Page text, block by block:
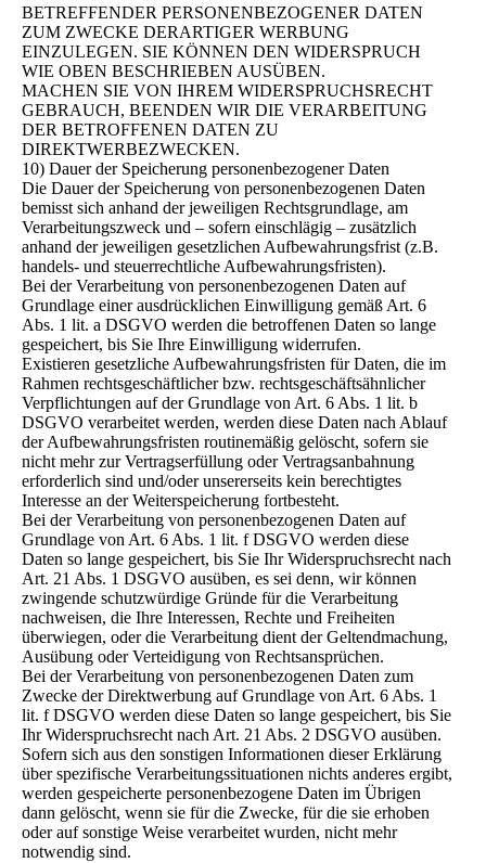
BETREFFENDER PERSONENBEZOGENER DATEN
ZUM ZWECKE DERARTIGER WERBUNG
EINZULEGEN. SIE KÖNNEN DEN WIDERSPRUCH
WIE OBEN BESCHRIEBEN AUSÜBEN.
MACHEN SIE VON IHREM WIDERSPRUCHSRECHT
GEBRAUCH, BEENDEN WIR DIE VERARBEITUNG
DER BETROFFENEN DATEN ZU
DIREKTWERBEZWECKEN.
10) Dauer der Speicherung personenbezogener Daten
Die Dauer der Speicherung von personenbezogenen Daten
bemisst sich anhand der jeweiligen Rechtsgrundlage, am
Verarbeitungszweck und – sofern einschlägig – zusätzlich
anhand der jeweiligen gesetzlichen Aufbewahrungsfrist (z.B.
handels- und steuerrechtliche Aufbewahrungsfristen).
Bei der Verarbeitung von personenbezogenen Daten auf
Grundlage einer ausdrücklichen Einwilligung gemäß Art. 6
Abs. 1 lit. a DSGVO werden die betroffenen Daten so lange
gespeichert, bis Sie Ihre Einwilligung widerrufen.
Existieren gesetzliche Aufbewahrungsfristen für Daten, die im
Rahmen rechtsgeschäftlicher bzw. rechtsgeschäftsähnlicher
Verpflichtungen auf der Grundlage von Art. 6 Abs. 1 lit. b
DSGVO verarbeitet werden, werden diese Daten nach Ablauf
der Aufbewahrungsfristen routinemäßig gelöscht, sofern sie
nicht mehr zur Vertragserfüllung oder Vertragsanbahnung
erforderlich sind und/oder unsererseits kein berechtigtes
Interesse an der Weiterspeicherung fortbesteht.
Bei der Verarbeitung von personenbezogenen Daten auf
Grundlage von Art. 6 Abs. 1 lit. f DSGVO werden diese
Daten so lange gespeichert, bis Sie Ihr Widerspruchsrecht nach
Art. 21 Abs. 1 DSGVO ausüben, es sei denn, wir können
zwingende schutzwürdige Gründe für die Verarbeitung
nachweisen, die Ihre Interessen, Rechte und Freiheiten
überwiegen, oder die Verarbeitung dient der Geltendmachung,
Ausübung oder Verteidigung von Rechtsansprüchen.
Bei der Verarbeitung von personenbezogenen Daten zum
Zwecke der Direktwerbung auf Grundlage von Art. 6 Abs. 1
lit. f DSGVO werden diese Daten so lange gespeichert, bis Sie
Ihr Widerspruchsrecht nach Art. 21 Abs. 2 DSGVO ausüben.
Sofern sich aus den sonstigen Informationen dieser Erklärung
über spezifische Verarbeitungssituationen nichts anderes ergibt,
werden gespeicherte personenbezogene Daten im Übrigen
dann gelöscht, wenn sie für die Zwecke, für die sie erhoben
oder auf sonstige Weise verarbeitet wurden, nicht mehr
notwendig sind.